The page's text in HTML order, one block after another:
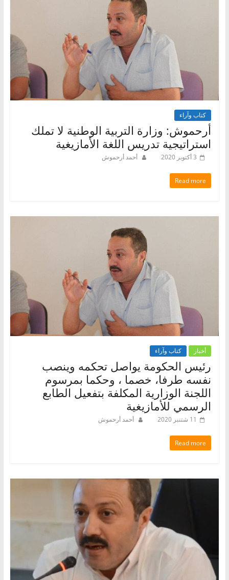
كتاب وآراء
أرحموش: وزارة التربية الوطنية لا تملك
استراتيجية تدريس اللغة الأمازيغية
3 أكتوبر 2020 أحمد أرحموش
Read more
أخبار كتاب وآراء
رئيس الحكومة يواصل تحكمه وينصب
نفسه طرفا، خصما ، وحكما بمرسوم
اللجنة الوزارية المكلفة بتفعيل الطابع
الرسمي للأمازيغية
11 شتنبر 2020 أحمد أرحموش
Read more